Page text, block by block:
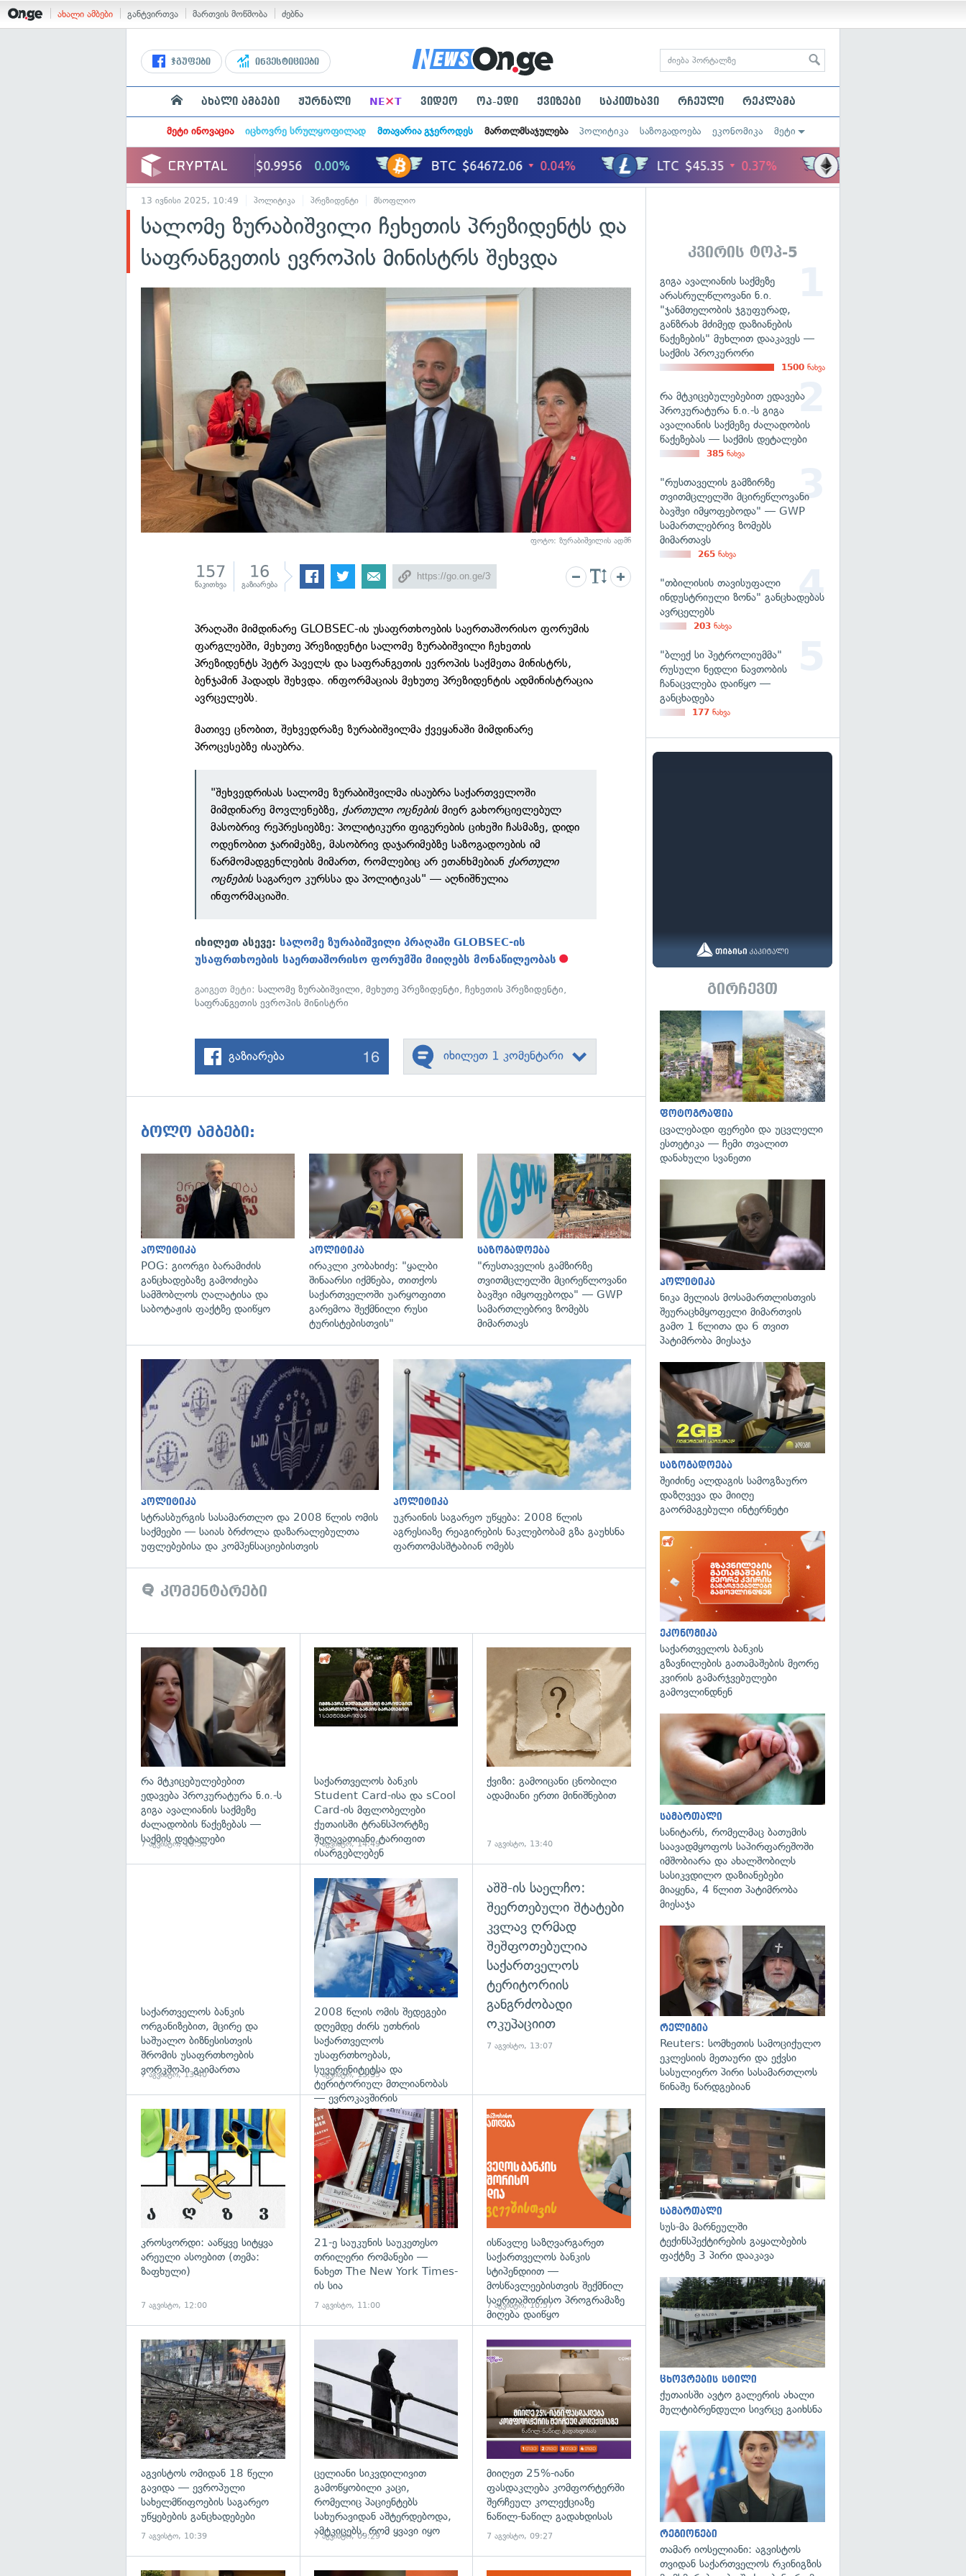
ახალი ამბები განტვირთვა მართვის მოწმობა ძებნა
ჯგუფები ინვესტიციები
ახალი ამბები ჟურნალი NE×T ვიდეო ოპ-ედი ქვიზები საკითხავი რჩეული რეკლამა
მეტი ინოვაცია იცხოვრე სრულყოფილად მთავარია გჯეროდეს მართლმსაჯულება პოლიტიკა საზოგადოება ეკონომიკა მეტი
13 ივნისი 2025, 10:49 პოლიტიკა პრეზიდენტი მსოფლიო
სალომე ზურაბიშვილი ჩეხეთის პრეზიდენტს და
საფრანგეთის ევროპის მინისტრს შეხვდა
ფოტო: ზურაბიშვილის ადმნ
157
წაკითხვა
16
გაზიარება
პრაღაში მიმდინარე GLOBSEC-ის უსაფრთხოების საერთაშორისო ფორუმის
ფარგლებში, მეხუთე პრეზიდენტი სალომე ზურაბიშვილი ჩეხეთის
პრეზიდენტს პეტრ პაველს და საფრანგეთის ევროპის საქმეთა მინისტრს,
ბენჯამინ ჰადადს შეხვდა. ინფორმაციას მეხუთე პრეზიდენტის ადმინისტრაცია
ავრცელებს.
მათივე ცნობით, შეხვედრაზე ზურაბიშვილმა ქვეყანაში მიმდინარე
პროცესებზე ისაუბრა.
"შეხვედრისას სალომე ზურაბიშვილმა ისაუბრა საქართველოში
მიმდინარე მოვლენებზე,ქართული ოცნებისმიერ გახორციელებულ
მასობრივ რეპრესიებზე: პოლიტიკური ფიგურების ციხეში ჩასმაზე, დიდი
ოდენობით ჯარიმებზე, მასობრივ დაჯარიმებზე საზოგადოების იმ
წარმომადგენლების მიმართ, რომლებიც არ ეთანხმებიანქართული
ოცნებისსაგარეო კურსსა და პოლიტიკას" — აღნიშნულია
ინფორმაციაში.
იხილეთ ასევე: სალომე ზურაბიშვილი პრაღაში GLOBSEC-ის
უსაფრთხოების საერთაშორისო ფორუმში მიიღებს მონაწილეობას
გაიგეთ მეტი:სალომე ზურაბიშვილი,მეხუთე პრეზიდენტი,ჩეხეთის პრეზიდენტი,
საფრანგეთის ევროპის მინისტრი
გაზიარება 16 იხილეთ 1 კომენტარი
ბოლო ამბები:
პოლიტიკა
POG: გიორგი ბარამიძის
განცხადებაზე გამოძიება
სამშობლოს ღალატისა და
საბოტაჟის ფაქტზე დაიწყო
გადახედვა
პოლიტიკა
ირაკლი კობახიძე: "ყალბი
შინაარსი იქმნება, თითქოს
საქართველოში უარყოფითი
გარემოა შექმნილი რუსი
ტურისტებისთვის"
საზოგადოება
"რუსთაველის გამზირზე
თვითმცლელში მცირეწლოვანი
ბავშვი იმყოფებოდა" — GWP
სამართლებრივ ზომებს
მიმართავს
გადახედვა
პოლიტიკა
სტრასბურგის სასამართლო და 2008 წლის ომის
საქმეები — საიას ბრძოლა დაზარალებულთა
უფლებებისა და კომპენსაციებისთვის
გადახედვა
პოლიტიკა
უკრაინის საგარეო უწყება: 2008 წლის
აგრესიაზე რეაგირების ნაკლებობამ გზა გაუხსნა
ფართომასშტაბიან ომებს
კომენტარები
გადახედვა
რა მტკიცებულებებით
ედავება პროკურატურა ნ.ი.-ს
გიგა ავალიანის საქმეზე
ძალადობის წაქეზებას —
საქმის დეტალები
7 აგვისტო, 16:50
საქართველოს ბანკის
Student Card-ისა და sCool
Card-ის მფლობელები
ქუთაისში ტრანსპორტზე
შეღავათიანი ტარიფით
ისარგებლებენ
7 აგვისტო, 14:49
ქვიზი: გამოიცანი ცნობილი
ადამიანი ერთი მინიშნებით
7 აგვისტო, 13:40
საქართველოს ბანკის
ორგანიზებით, მცირე და
საშუალო ბიზნესისთვის
შრომის უსაფრთხოების
ვორკშოპი გაიმართა
7 აგვისტო, 13:40
გადახედვა
2008 წლის ომის შედეგები
დღემდე ძირს უთხრის
საქართველოს
უსაფრთხოებას,
სუვერენიტეტსა და
ტერიტორიულ მთლიანობას
— ევროკავშირის
პრესპიკერის განცხადება
7 აგვისტო, 13:35
აშშ-ის საელჩო:
შეერთებული შტატები
კვლავ ღრმად
შეშფოთებულია
საქართველოს
ტერიტორიის
განგრძობადი
ოკუპაციით
7 აგვისტო, 13:07
გადახედვა
კროსვორდი: ააწყვე სიტყვა
არეული ასოებით (თემა:
ზაფხული)
7 აგვისტო, 12:00
გადახედვა
21-ე საუკუნის საუკეთესო
თრილერი რომანები —
ნახეთ The New York Times-
ის სია
7 აგვისტო, 11:00
ისწავლე საზღვარგარეთ
საქართველოს ბანკის
სტიპენდიით —
მოსწავლეებისთვის შექმნილ
საერთაშორისო პროგრამაზე
მიღება დაიწყო
7 აგვისტო, 10:57
აგვისტოს ომიდან 18 წელი
გავიდა — ევროპული
სახელმწიფოების საგარეო
უწყებების განცხადებები
7 აგვისტო, 10:39
გადახედვა
ცელიანი სიკვდილივით
გამოწყობილი კაცი,
რომელიც პაციენტებს
სახურავიდან აშტერდებოდა,
ამტკიცებს, რომ ყვავი იყო
7 აგვისტო, 09:29
მიიღეთ 25%-იანი
ფასდაკლება კომფორტერში
შერჩეულ კოლექციაზე
ნაწილ-ნაწილ გადახდისას
7 აგვისტო, 09:27
კვირის ტოპ-5
გიგა ავალიანის საქმეზე
არასრულწლოვანი ნ.ი.
"ჯანმთელობის ჯგუფურად,
განზრახ მძიმედ დაზიანების
წაქეზების" მუხლით დააკავეს —
საქმის პროკურორი
1500 ნახვა
რა მტკიცებულებებით ედავება
პროკურატურა ნ.ი.-ს გიგა
ავალიანის საქმეზე ძალადობის
წაქეზებას — საქმის დეტალები
385 ნახვა
"რუსთაველის გამზირზე
თვითმცლელში მცირეწლოვანი
ბავშვი იმყოფებოდა" — GWP
სამართლებრივ ზომებს
მიმართავს
265 ნახვა
"თბილისის თავისუფალი
ინდუსტრიული ზონა" განცხადებას
ავრცელებს
203 ნახვა
"ბლექ სი პეტროლიუმმა"
რუსული ნედლი ნავთობის
ჩანაცვლება დაიწყო —
განცხადება
177 ნახვა
გირჩევთ
ფოტოგრაფია
ცვალებადი ფერები და უცვლელი
ესთეტიკა — ჩემი თვალით
დანახული სვანეთი
პოლიტიკა
ნიკა მელიას მოსამართლისთვის
შეურაცხმყოფელი მიმართვის
გამო 1 წლითა და 6 თვით
პატიმრობა მიესაჯა
საზოგადოება
შეიძინე ალდაგის სამოგზაურო
დაზღვევა და მიიღე
გაორმაგებული ინტერნეტი
ეკონომიკა
საქართველოს ბანკის
გზავნილების გათამაშების მეორე
კვირის გამარჯვებულები
გამოვლინდნენ
სამართალი
სანიტარს, რომელმაც ბათუმის
საავადმყოფოს საპირფარეშოში
იმშობიარა და ახალშობილს
სასიკვდილო დაზიანებები
მიაყენა, 4 წლით პატიმრობა
მიესაჯა
რელიგია
Reuters: სომხეთის სამოციქულო
ეკლესიის მეთაური და ექვსი
სასულიერო პირი სასამართლოს
წინაშე წარდგებიან
სამართალი
სუს-მა მარნეულში
ტექინსპექტირების გაყალბების
ფაქტზე 3 პირი დააკავა
ცხოვრების სტილი
ქუთაისში ავტო გალერის ახალი
მულტიბრენდული სივრცე გაიხსნა
რეგიონები
თამარ იოსელიანი: აგვისტოს
თვიდან საქართველოს რკინიგზის